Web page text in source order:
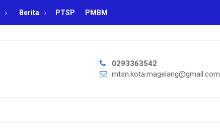
Berita PTSP PMBM
0293363542
mtsn.kota.magelang@gmail.com